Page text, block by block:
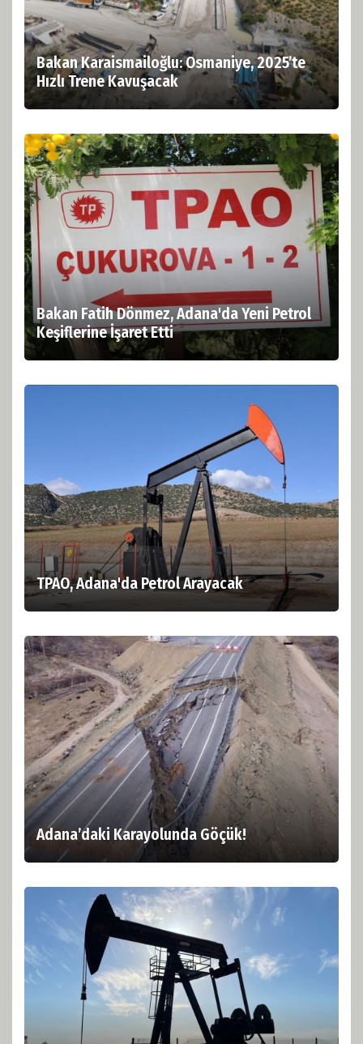
Bakan Karaismailoğlu: Osmaniye, 2025’te
Hızlı Trene Kavuşacak
Bakan Fatih Dönmez, Adana'da Yeni Petrol
Keşiflerine İşaret Etti
TPAO, Adana'da Petrol Arayacak
Adana’daki Karayolunda Göçük!